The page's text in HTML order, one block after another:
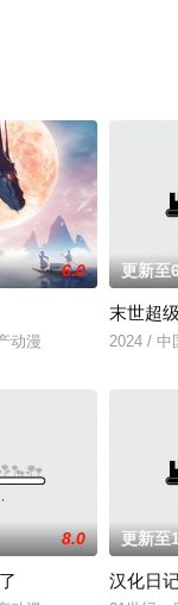
6.0
动漫
更新至
末世超
2024 / 中
8.0 更新至
汉化日